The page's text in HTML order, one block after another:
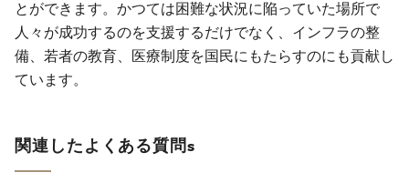
とができます。かつては困難な状況に陥っていた場所で
人々が成功するのを支援するだけでなく、インフラの整
備、若者の教育、医療制度を国民にもたらすのにも貢献し
ています。
関連したよくある質問s